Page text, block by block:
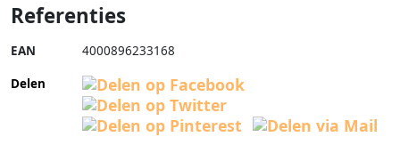
Referenties
EAN 4000896233168
Delen